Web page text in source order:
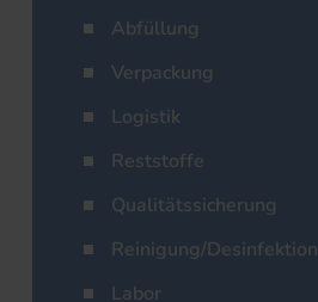
Abfüllung
Verpackung
Logistik
Reststoffe
Qualitätssicherung
Reinigung/Desinfektion
Labor